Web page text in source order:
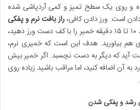
و روی یک سطح تمیز و کمی آردپاشی شده
است. ورز دادن کافی،راز بافت نرم و پفکی
است. حدود ۱۰ تا ۱۵ دقیقه خمیر را با کف دست ورز دهید،
هم بیاورید. هدف این است که خمیری نرم،
آید که دیگر به دست نچسبد. اگر خمیر بیش
به آن اضافه کنید، اما مراقب باشید زیاده روی
رشد و پفکی شدن